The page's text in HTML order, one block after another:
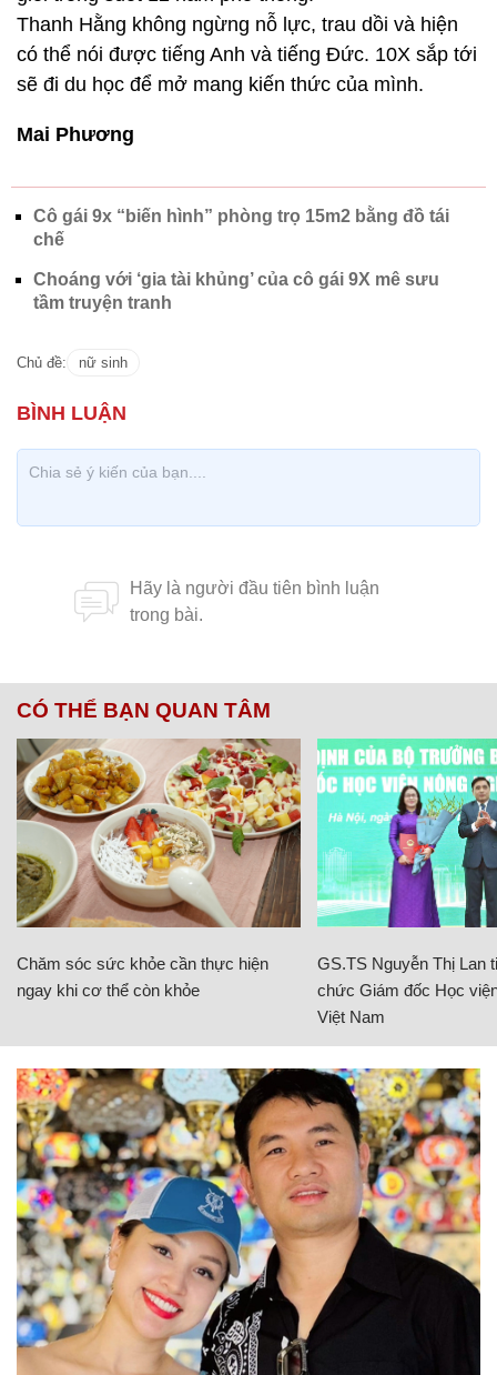
Thanh Hằng không ngừng nỗ lực, trau dồi và hiện
có thể nói được tiếng Anh và tiếng Đức. 10X sắp tới
sẽ đi du học để mở mang kiến thức của mình.
Mai Phương
Cô gái 9x “biến hình” phòng trọ 15m2 bằng đồ tái
chế
Choáng với ‘gia tài khủng’ của cô gái 9X mê sưu
tầm truyện tranh
Chủ đề: nữ sinh
CÓ THỂ BẠN QUAN TÂM
Chăm sóc sức khỏe cần thực hiện
ngay khi cơ thể còn khỏe
GS.TS Nguyễn Thị Lan
chức Giám đốc Học
Việt Nam